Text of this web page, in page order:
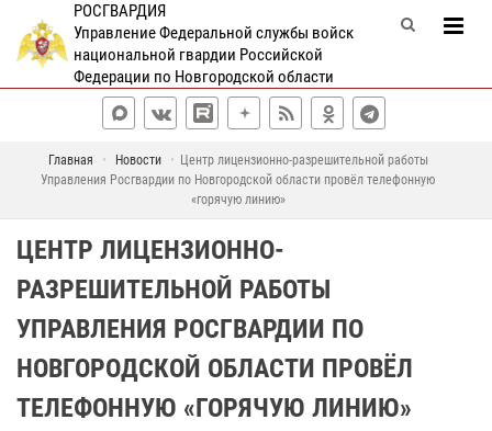
РОСГВАРДИЯ
Управление Федеральной службы войск
национальной гвардии Российской
Федерации по Новгородской области
Главная Новости
Центр лицензионно-разрешительной работы
Управления Росгвардии по Новгородской области провёл телефонную
«горячую линию»
ЦЕНТР ЛИЦЕНЗИОННО-
РАЗРЕШИТЕЛЬНОЙ РАБОТЫ
УПРАВЛЕНИЯ РОСГВАРДИИ ПО
НОВГОРОДСКОЙ ОБЛАСТИ ПРОВЁЛ
ТЕЛЕФОННУЮ «ГОРЯЧУЮ ЛИНИЮ»